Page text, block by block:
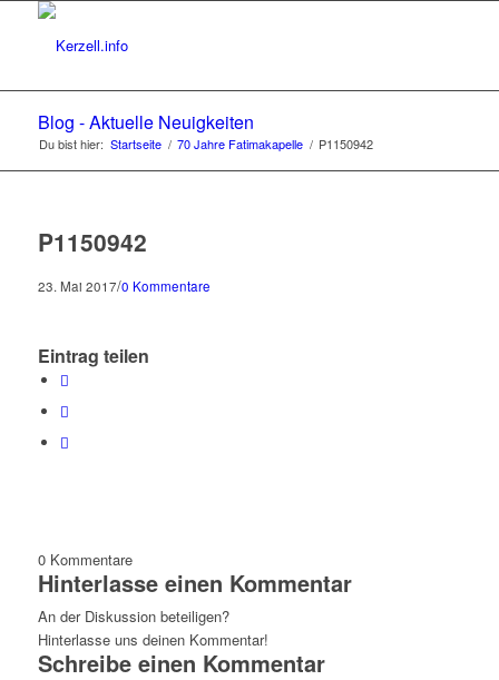
Blog - Aktuelle Neuigkeiten
Du bist hier: Startseite / 70 Jahre Fatimakapelle / P1150942
P1150942
23. Mai 2017/0 Kommentare
Eintrag teilen
0 Kommentare
Hinterlasse einen Kommentar
An der Diskussion beteiligen?
Hinterlasse uns deinen Kommentar!
Schreibe einen Kommentar